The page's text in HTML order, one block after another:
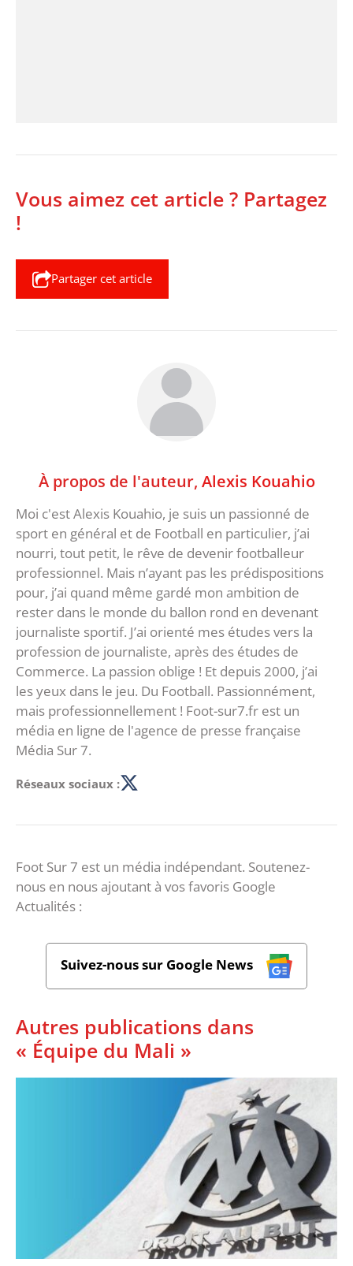
Vous aimez cet article ? Partagez
!
Partager cet article
À propos de l'auteur, Alexis Kouahio
Moi c'est Alexis Kouahio, je suis un passionné de
sport en général et de Football en particulier, j’ai
nourri, tout petit, le rêve de devenir footballeur
professionnel. Mais n’ayant pas les prédispositions
pour, j’ai quand même gardé mon ambition de
rester dans le monde du ballon rond en devenant
journaliste sportif. J’ai orienté mes études vers la
profession de journaliste, après des études de
Commerce. La passion oblige ! Et depuis 2000, j’ai
les yeux dans le jeu. Du Football. Passionnément,
mais professionnellement ! Foot-sur7.fr est un
média en ligne de l'agence de presse française
Média Sur 7.
Réseaux sociaux :
Foot Sur 7 est un média indépendant. Soutenez-
nous en nous ajoutant à vos favoris Google
Actualités :
Suivez-nous sur Google News
Autres publications dans
« Équipe du Mali »